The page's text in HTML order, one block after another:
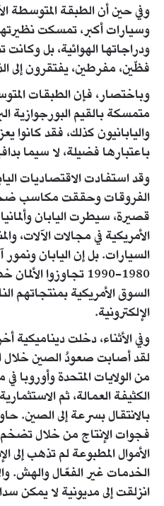
وفي حين أن الطبقة المتوسطة
وسيارات أكبر، تمسكت نظيرتها
ودراجاتها الهوائية، بل وكانت
فظّين، مفرطين، يفتقرون إلى
وباختصار، فإن الطبقات
متمسكة بالقيم البورجوازية
واليابانيون كذلك، فقد كانوا
باعتبارها فضيلة، لا سيما
وقد استفادت الاقتصاديات
الفروقات وحققت مكاسب
قصيرة، سيطرت اليابان
الأمريكية في مجالات الآلات،
السيارات. بل إن اليابان
1980-1990 تجاوزوا
السوق الأمريكية بمنتجاتهم
الإلكترونية.
وفي الأثناء، دخلت
لقد أصابت صعودُ الصين خلال
من الولايات المتحدة وأوروبا
الكثيفة العمالة، ثم
بالانتقال بسرعة إلى الصين.
فجوات الإنتاج من خلال
الأموال المطبوعة لم تذهب إلى
الخدمات غير الفعّال والهش.
انزلقت إلى مديونية لا يمكن